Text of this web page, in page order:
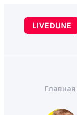
содержимому
Главная